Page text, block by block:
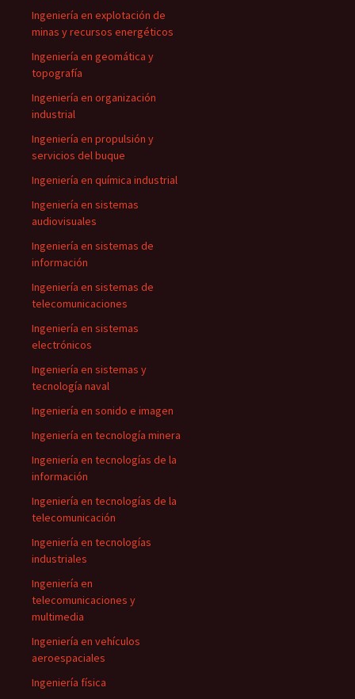
Ingeniería en explotación de
minas y recursos energéticos
Ingeniería en geomática y
topografía
Ingeniería en organización
industrial
Ingeniería en propulsión y
servicios del buque
Ingeniería en química industrial
Ingeniería en sistemas
audiovisuales
Ingeniería en sistemas de
información
Ingeniería en sistemas de
telecomunicaciones
Ingeniería en sistemas
electrónicos
Ingeniería en sistemas y
tecnología naval
Ingeniería en sonido e imagen
Ingeniería en tecnología minera
Ingeniería en tecnologías de la
información
Ingeniería en tecnologías de la
telecomunicación
Ingeniería en tecnologías
industriales
Ingeniería en
telecomunicaciones y
multimedia
Ingeniería en vehículos
aeroespaciales
Ingeniería física